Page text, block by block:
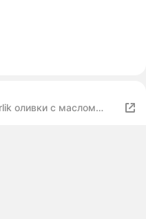
оливки с маслом